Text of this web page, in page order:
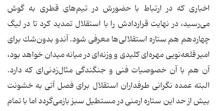
اخباری كه در ارتباط با حضورش در تیم‌های قطری به گوش
می‌رسید، در نهایت قراردادش را با استقلال تمدید كرد تا در لیگ
چهاردهم هم ستاره استقلالی‌ها معرفی شود. آندو بدون‌شك برای
امیر قلعه‌نویی مهره‌ای كلیدی و وزنه‌ای در میانه میدان خواهد بود،
آن هم با آن خصوصیات فنی و جنگندگی مثال‌زدنی‌ای كه دارد.
البته عمده نگرانی طرفداران استقلال برای فصل آتی به خشونت
بیش از حد این ستاره ارمنی در مستطیل سبز بازمی‌گردد اما با تمام